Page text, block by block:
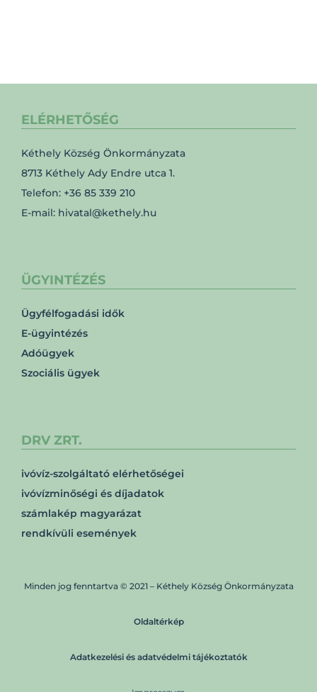
ELÉRHETŐSÉG
Kéthely Község Önkormányzata
8713 Kéthely Ady Endre utca 1.
Telefon: +36 85 339 210
E-mail: hivatal@kethely.hu
ÜGYINTÉZÉS
Ügyfélfogadási idők
E-ügyintézés
Adóügyek
Szociális ügyek
DRV ZRT.
ivóvíz-szolgáltató elérhetőségei
ivóvízminőségi és díjadatok
számlakép magyarázat
rendkívüli események
Minden jog fenntartva © 2021 – Kéthely Község Önkormányzata
Oldaltérkép
Adatkezelési és adatvédelmi tájékoztatók